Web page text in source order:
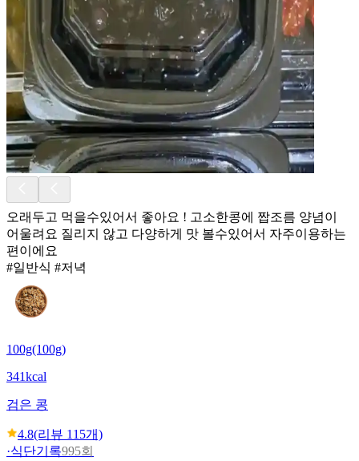
오래두고 먹을수있어서 좋아요 ! 고소한콩에 짭조름 양념이
어울려요 질리지 않고 다양하게 맛 볼수있어서 자주이용하는
편이에요
#일반식 #저녁
100g(100g)
341kcal
검은 콩
4.8(리뷰 115개)
·식단기록995회